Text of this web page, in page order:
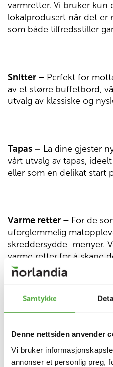
Samtykke
Denne nettsiden anvender
Vi bruker
annonser et personlig preg,
varmretter. Vi bruker kun
lokalprodusert når det er
som både tilfredsstiller
Snitter – Perfekt for
av et større buffetbord,
utvalg av klassiske og
Tapas – La dine gjester
vårt utvalg av tapas,
eller som en delikat start
Varme retter – For de
uforglemmelig
skreddersydde menyer.
varme retter for å skape
måltidsekvensen for din
Koldtbord -En herlig
det mange muligheter
smakfulle oster til saftige
desserter. Med et